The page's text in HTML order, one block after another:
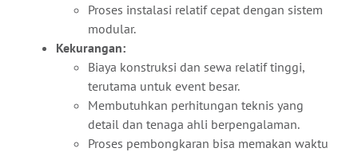
Proses instalasi relatif cepat dengan sistem
modular.
Kekurangan:
Biaya konstruksi dan sewa relatif tinggi,
terutama untuk event besar.
Membutuhkan perhitungan teknis yang
detail dan tenaga ahli berpengalaman.
Proses pembongkaran bisa memakan waktu